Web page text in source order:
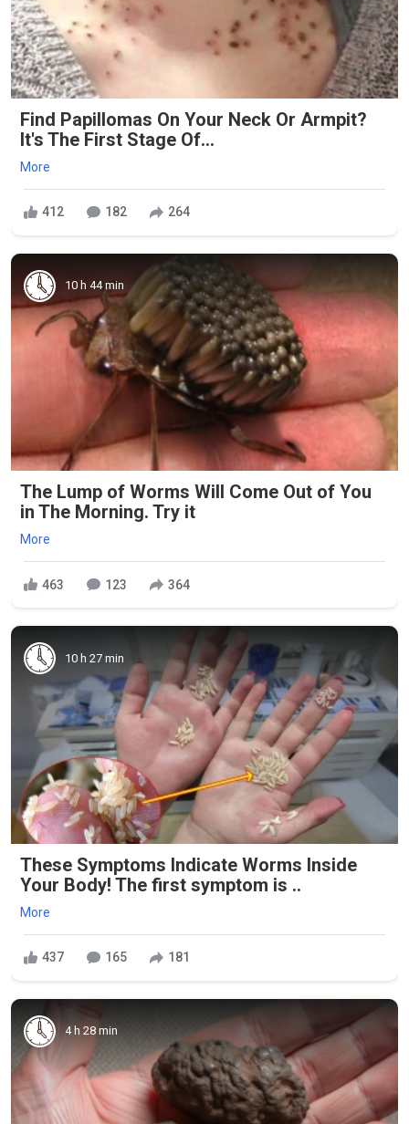
Find Papillomas On Your Neck Or Armpit?
It's The First Stage Of...
More
412 182 264
10 h 44 min
The Lump of Worms Will Come Out of You
in The Morning. Try it
More
463 123 364
10 h 27 min
These Symptoms Indicate Worms Inside
Your Body! The first symptom is ..
More
437 165 181
4 h 28 min